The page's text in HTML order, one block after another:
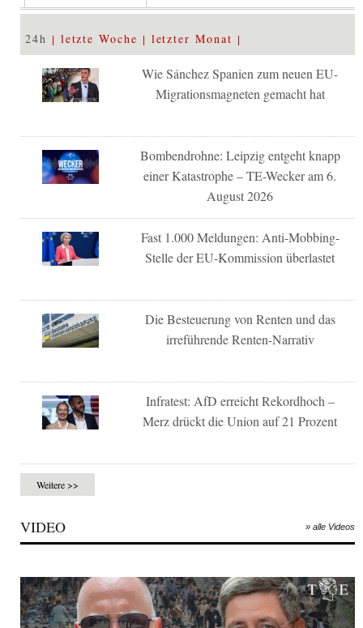
24h letzte Woche letzter Monat
Wie Sánchez Spanien zum neuen EU-
Migrationsmagneten gemacht hat
Bombendrohne: Leipzig entgeht knapp
einer Katastrophe – TE-Wecker am 6.
August 2026
Fast 1.000 Meldungen: Anti-Mobbing-
Stelle der EU-Kommission überlastet
Die Besteuerung von Renten und das
irreführende Renten-Narrativ
Infratest: AfD erreicht Rekordhoch –
Merz drückt die Union auf 21 Prozent
Weitere >>
VIDEO » alle Videos